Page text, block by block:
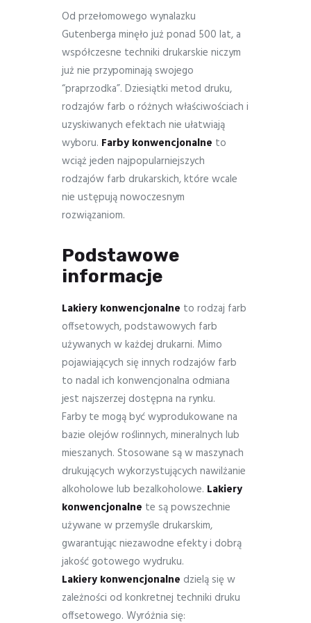
Od przełomowego wynalazku
Gutenberga minęło już ponad 500 lat, a
współczesne techniki drukarskie niczym
już nie przypominają swojego
“praprzodka”. Dziesiątki metod druku,
rodzajów farb o różnych właściwościach i
uzyskiwanych efektach nie ułatwiają
wyboru. Farby konwencjonalne to
wciąż jeden najpopularniejszych
rodzajów farb drukarskich, które wcale
nie ustępują nowoczesnym
rozwiązaniom.
Podstawowe
informacje
Lakiery konwencjonalne to rodzaj farb
offsetowych, podstawowych farb
używanych w każdej drukarni. Mimo
pojawiających się innych rodzajów farb
to nadal ich konwencjonalna odmiana
jest najszerzej dostępna na rynku.
Farby te mogą być wyprodukowane na
bazie olejów roślinnych, mineralnych lub
mieszanych. Stosowane są w maszynach
drukujących wykorzystujących nawilżanie
alkoholowe lub bezalkoholowe. Lakiery
konwencjonalne te są powszechnie
używane w przemyśle drukarskim,
gwarantując niezawodne efekty i dobrą
jakość gotowego wydruku.
Lakiery konwencjonalne dzielą się w
zależności od konkretnej techniki druku
offsetowego. Wyróżnia się: